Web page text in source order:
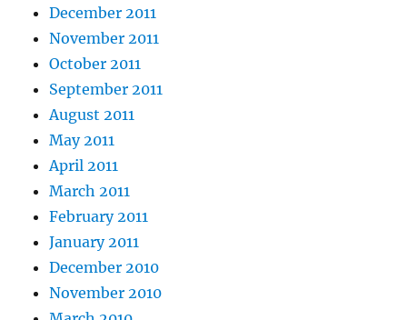
December 2011
November 2011
October 2011
September 2011
August 2011
May 2011
April 2011
March 2011
February 2011
January 2011
December 2010
November 2010